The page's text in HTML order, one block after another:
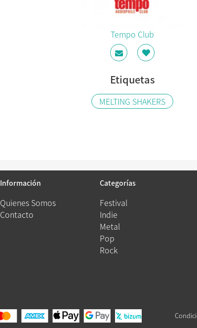
Tempo Club
Etiquetas
MELTING SHAKERS
Información
Quienes Somos
Contacto
Categorías
Festival
Indie
Metal
Pop
Rock